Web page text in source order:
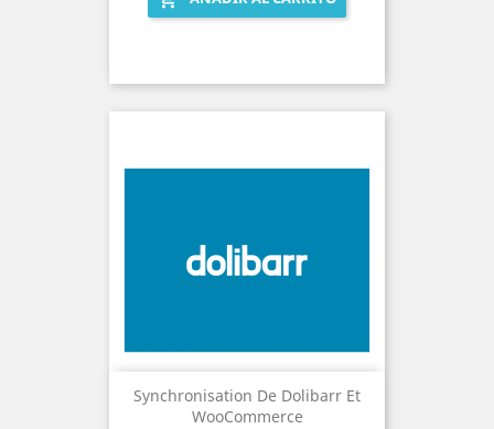
Synchronisation De Dolibarr Et
WooCommerce